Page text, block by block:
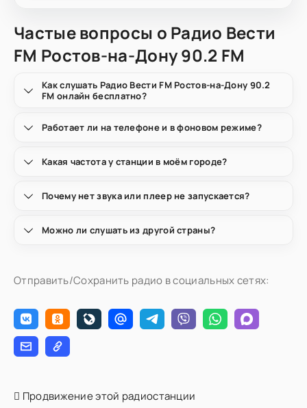
Частые вопросы о Радио Вести
FM Ростов-на-Дону 90.2 FM
Как слушать Радио Вести FM Ростов-на-Дону 90.2
FM онлайн бесплатно?
Работает ли на телефоне и в фоновом режиме?
Какая частота у станции в моём городе?
Почему нет звука или плеер не запускается?
Можно ли слушать из другой страны?
Отправить/Сохранить радио в социальных сетях:
Продвижение этой радиостанции